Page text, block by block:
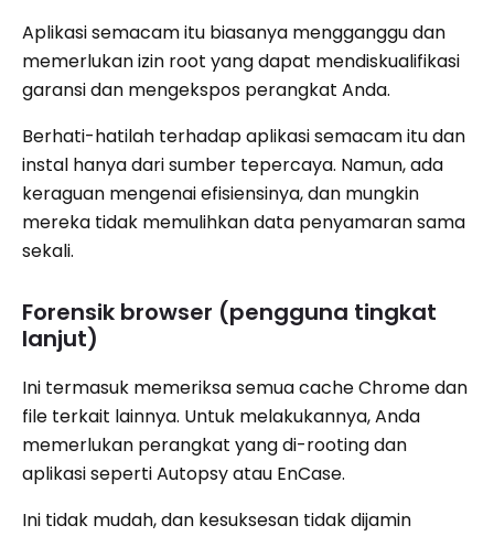
Aplikasi semacam itu biasanya mengganggu dan
memerlukan izin root yang dapat mendiskualifikasi
garansi dan mengekspos perangkat Anda.
Berhati-hatilah terhadap aplikasi semacam itu dan
instal hanya dari sumber tepercaya. Namun, ada
keraguan mengenai efisiensinya, dan mungkin
mereka tidak memulihkan data penyamaran sama
sekali.
Forensik browser (pengguna tingkat
lanjut)
Ini termasuk memeriksa semua cache Chrome dan
file terkait lainnya. Untuk melakukannya, Anda
memerlukan perangkat yang di-rooting dan
aplikasi seperti Autopsy atau EnCase.
Ini tidak mudah, dan kesuksesan tidak dijamin